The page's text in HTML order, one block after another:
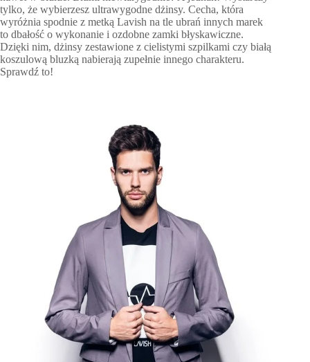
tylko, że wybierzesz ultrawygodne dżinsy. Cecha, która
wyróżnia spodnie z metką Lavish na tle ubrań innych marek
to dbałość o wykonanie i ozdobne zamki błyskawiczne.
Dzięki nim, dżinsy zestawione z cielistymi szpilkami czy białą
koszulową bluzką nabierają zupełnie innego charakteru.
Sprawdź to!